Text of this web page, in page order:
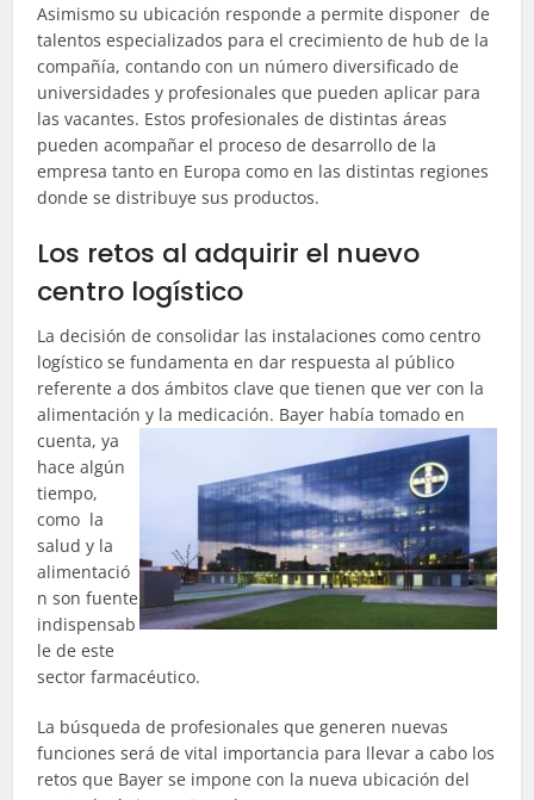
Asimismo su ubicación responde a permite disponer de
talentos especializados para el crecimiento de hub de la
compañía, contando con un número diversificado de
universidades y profesionales que pueden aplicar para
las vacantes. Estos profesionales de distintas áreas
pueden acompañar el proceso de desarrollo de la
empresa tanto en Europa como en las distintas regiones
donde se distribuye sus productos.
Los retos al adquirir el nuevo
centro logístico
La decisión de consolidar las instalaciones como centro
logístico se fundamenta en dar respuesta al público
referente a dos ámbitos clave que tienen que ver con la
alimentación y la medicación. Bayer había tomado en
cuenta,ya
hace algún
tiempo,
como la
salud y la
alimentació
n son fuente
indispensab
le de este
sector farmacéutico.
La búsqueda de profesionales que generen nuevas
funciones será de vital importancia para llevar a cabo los
retos que Bayer se impone con la nueva ubicación del